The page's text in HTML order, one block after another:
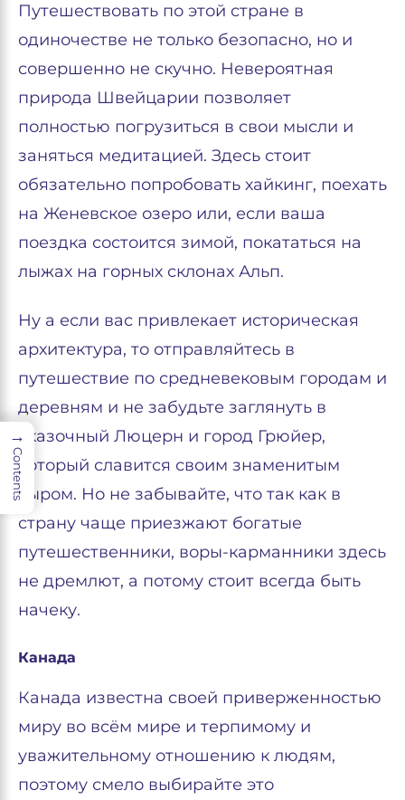
Путешествовать по этой стране в
одиночестве не только безопасно, но и
совершенно не скучно. Невероятная
природа Швейцарии позволяет
полностью погрузиться в свои мысли и
заняться медитацией. Здесь стоит
обязательно попробовать хайкинг, поехать
на Женевское озеро или, если ваша
поездка состоится зимой, покататься на
лыжах на горных склонах Альп.
Ну а если вас привлекает историческая
архитектура, то отправляйтесь в
путешествие по средневековым городам и
деревням и не забудьте заглянуть в
сказочный Люцерн и город Грюйер,
который славится своим знаменитым
сыром. Но не забывайте, что так как в
страну чаще приезжают богатые
путешественники, воры-карманники здесь
не дремлют, а потому стоит всегда быть
начеку.
Канада
Канада известна своей приверженностью
миру во всём мире и терпимому и
уважительному отношению к людям,
поэтому смело выбирайте это
→
Contents